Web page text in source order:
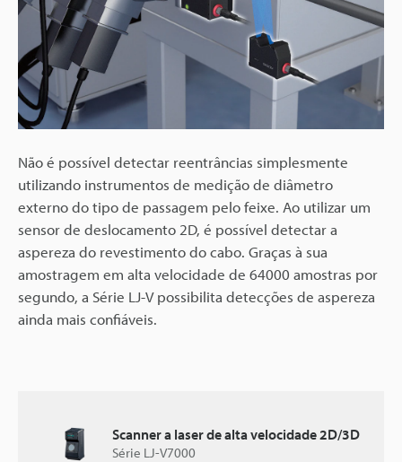
Não é possível detectar reentrâncias simplesmente
utilizando instrumentos de medição de diâmetro
externo do tipo de passagem pelo feixe. Ao utilizar um
sensor de deslocamento 2D, é possível detectar a
aspereza do revestimento do cabo. Graças à sua
amostragem em alta velocidade de 64000 amostras por
segundo, a Série LJ-V possibilita detecções de aspereza
ainda mais confiáveis.
Scanner a laser de alta velocidade 2D/3D
Série LJ-V7000